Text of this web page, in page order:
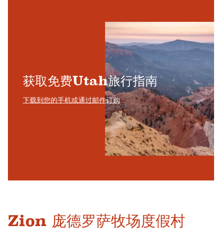
获取免费Utah旅行指南
下载到您的手机或通过邮件订购
Zion 庞德罗萨牧场度假村